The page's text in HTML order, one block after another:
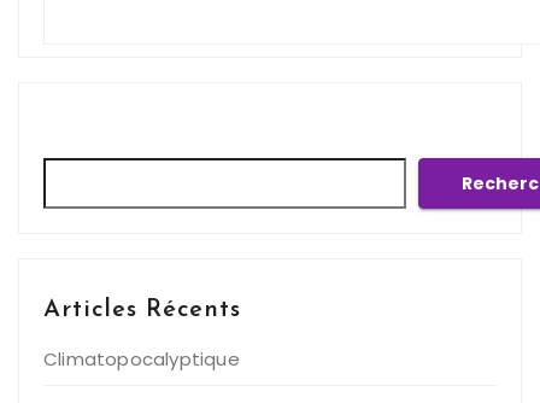
Articles Récents
Climatopocalyptique